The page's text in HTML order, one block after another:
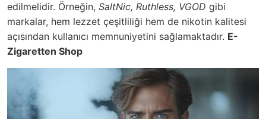
edilmelidir. Örneğin, SaltNic, Ruthless, VGOD gibi
markalar, hem lezzet çeşitliliği hem de nikotin kalitesi
açısından kullanıcı memnuniyetini sağlamaktadır. E-
Zigaretten Shop